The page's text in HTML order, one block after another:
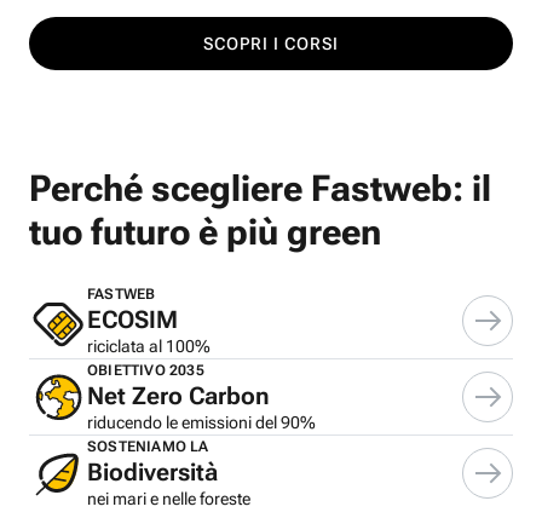
SCOPRI I CORSI
Perché scegliere Fastweb: il
tuo futuro è più green
FASTWEB
ECOSIM
riciclata al 100%
OBIETTIVO 2035
Net Zero Carbon
riducendo le emissioni del 90%
SOSTENIAMO LA
Biodiversità
nei mari e nelle foreste